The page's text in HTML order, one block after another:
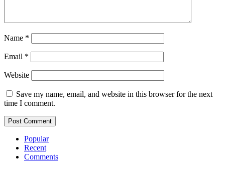
Name *
Email *
Website
Save my name, email, and website in this browser for the next
time I comment.
Popular
Recent
Comments